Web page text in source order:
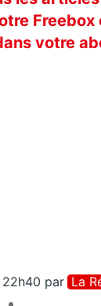
Freebox
votre
par La